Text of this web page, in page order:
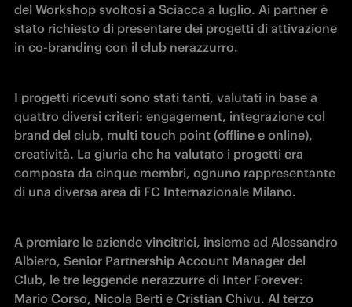
del Workshop svoltosi a Sciacca a luglio. Ai partner è
stato richiesto di presentare dei progetti di attivazione
in co-branding con il club nerazzurro.
I progetti ricevuti sono stati tanti, valutati in base a
quattro diversi criteri: engagement, integrazione col
brand del club, multi touch point (offline e online),
creatività. La giuria che ha valutato i progetti era
composta da cinque membri, ognuno rappresentante
di una diversa area di FC Internazionale Milano.
A premiare le aziende vincitrici, insieme ad Alessandro
Albiero, Senior Partnership Account Manager del
Club, le tre leggende nerazzurre di Inter Forever:
Mario Corso, Nicola Berti e Cristian Chivu. Al terzo